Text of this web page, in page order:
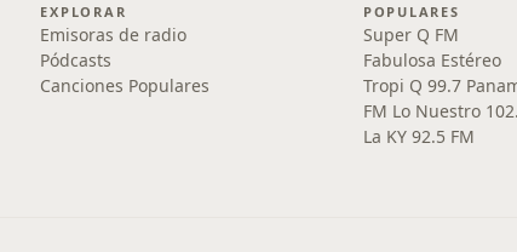
EXPLORAR
Emisoras de radio
Pódcasts
Canciones Populares
POPULARES
Super Q FM
Fabulosa Estéreo
Tropi Q 99.7
FM Lo Nuestro
La KY 92.5 FM